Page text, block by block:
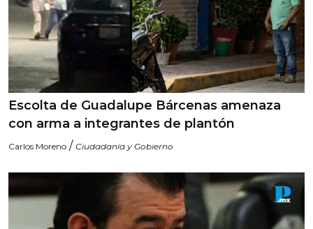
Escolta de Guadalupe Bárcenas amenaza
con arma a integrantes de plantón
Carlos Moreno / Ciudadanía y Gobierno